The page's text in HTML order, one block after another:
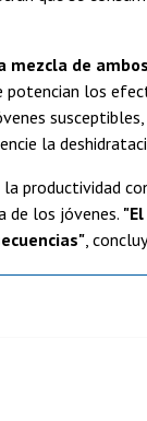
mezcla de
potencian los
la
productividad
de los jóvenes.
,